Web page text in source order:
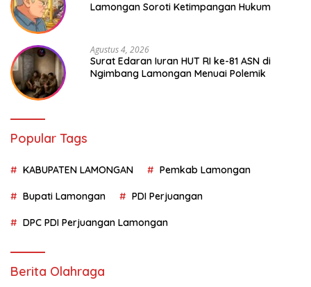
Lamongan Soroti Ketimpangan Hukum
Agustus 4, 2026
Surat Edaran Iuran HUT RI ke-81 ASN di
Ngimbang Lamongan Menuai Polemik
Popular Tags
KABUPATEN LAMONGAN Pemkab Lamongan
Bupati Lamongan PDI Perjuangan
DPC PDI Perjuangan Lamongan
Berita Olahraga